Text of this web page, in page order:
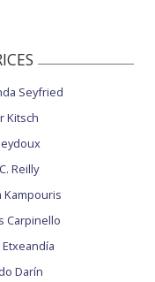
Seyfried
Kitsch
Reilly
Kampouris
Carpinello
Darín